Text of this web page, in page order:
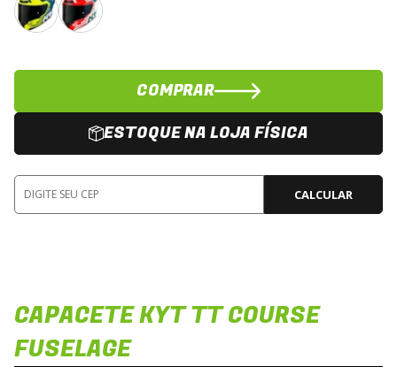
COMPRAR
ESTOQUE NA LOJA FÍSICA
CALCULAR
CAPACETE KYT TT COURSE
FUSELAGE